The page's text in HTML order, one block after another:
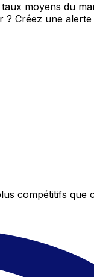
moyens du
Créez une
compétitifs que